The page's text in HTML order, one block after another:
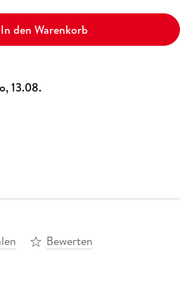
In den Warenkorb
13.08.
Bewerten